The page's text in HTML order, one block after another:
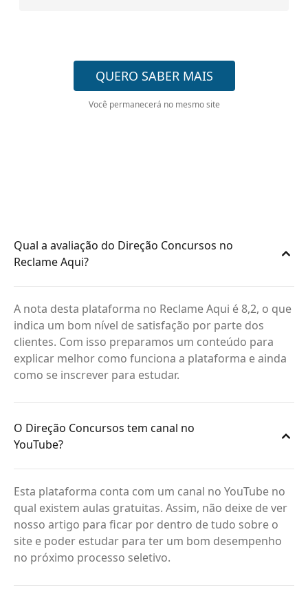
QUERO SABER MAIS
Você permanecerá no mesmo site
Qual a avaliação do Direção Concursos no
Reclame Aqui?
A nota desta plataforma no Reclame Aqui é 8,2, o que
indica um bom nível de satisfação por parte dos
clientes. Com isso preparamos um conteúdo para
explicar melhor como funciona a plataforma e ainda
como se inscrever para estudar.
O Direção Concursos tem canal no
YouTube?
Esta plataforma conta com um canal no YouTube no
qual existem aulas gratuitas. Assim, não deixe de ver
nosso artigo para ficar por dentro de tudo sobre o
site e poder estudar para ter um bom desempenho
no próximo processo seletivo.